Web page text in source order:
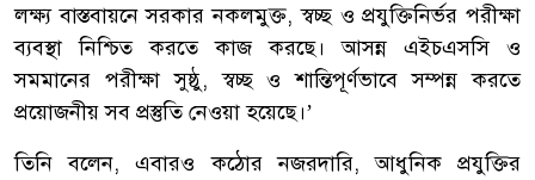
লক্ষ্য বাস্তবায়নে সরকার নকলমুক্ত, স্বচ্ছ ও প্রযুক্তিনির্ভর পরীক্ষা
ব্যবস্থা নিশ্চিত করতে কাজ করছে। আসন্ন এইচএসসি ও
সমমানের পরীক্ষা সুষ্ঠু, স্বচ্ছ ও শান্তিপূর্ণভাবে সম্পন্ন করতে
প্রয়োজনীয় সব প্রস্তুতি নেওয়া হয়েছে।’
তিনি বলেন, এবারও কঠোর নজরদারি, আধুনিক প্রযুক্তির